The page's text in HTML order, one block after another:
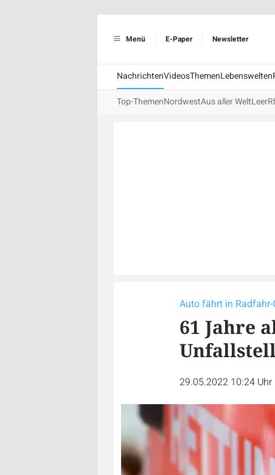
Menü E-Paper Newsletter
NachrichtenVideosThemenLebenswelten
Top-ThemenNordwestAus aller WeltLeer
Auto fährt in Radfahr-
61 Jahre
29.05.2022 10:24 Uhr